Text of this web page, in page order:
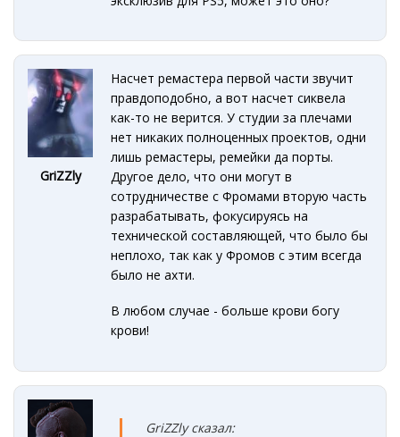
GriZZly
Насчет ремастера первой части звучит
правдоподобно, а вот насчет сиквела
как-то не верится. У студии за плечами
нет никаких полноценных проектов, одни
лишь ремастеры, ремейки да порты.
Другое дело, что они могут в
сотрудничестве с Фромами вторую часть
разрабатывать, фокусируясь на
технической составляющей, что было бы
неплохо, так как у Фромов с этим всегда
было не ахти.
В любом случае - больше крови богу
крови!
GriZZly сказал: